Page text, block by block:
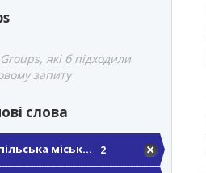
які б підходили
запиту
слова
міськ... 2